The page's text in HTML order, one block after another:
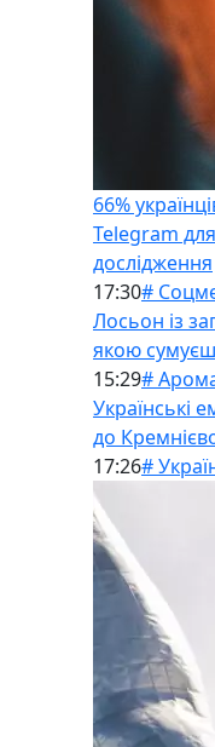
66%
Telegram
дослідження
17:30#
Лосьон із
якою
15:29#
Українські
до
17:26#